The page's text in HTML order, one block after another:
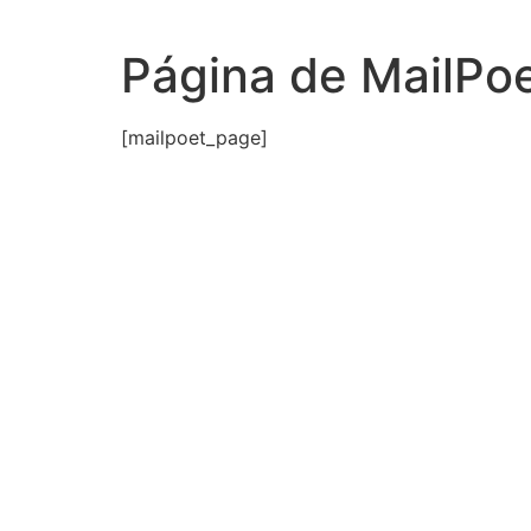
Página de
[mailpoet_page]